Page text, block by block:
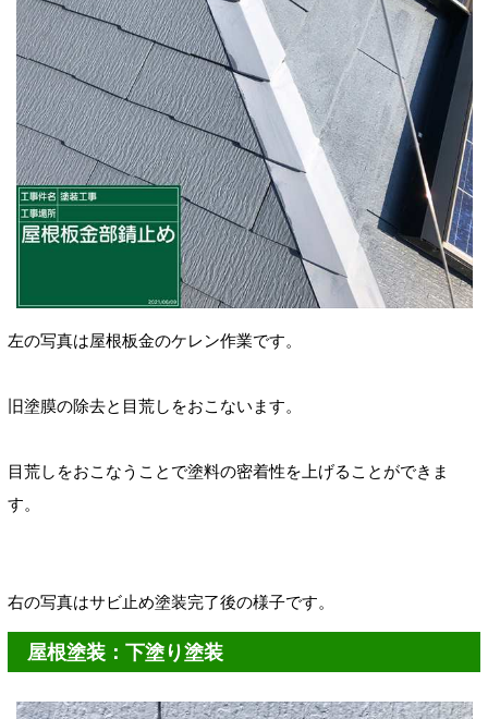
左の写真は屋根板金のケレン作業です。
旧塗膜の除去と目荒しをおこないます。
目荒しをおこなうことで塗料の密着性を上げることができま
す。
右の写真はサビ止め塗装完了後の様子です。
屋根塗装：下塗り塗装